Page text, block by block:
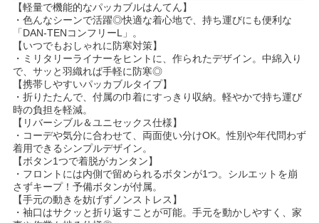
【軽量で機能的なパッカブルはんてん】
・色んなシーンで活躍◎快適な着心地で、持ち運びにも便利な
「DAN-TENコンフリーL」。
【いつでもおしゃれに防寒対策】
・ミリタリーライナーをヒントに、作られたデザイン。中綿入り
で、サッと羽織れば手軽に防寒◎
【携帯しやすいパッカブルタイプ】
・折りたたんで、付属の巾着にすっきり収納。軽やかで持ち運び
時の負担を軽減。
【リバーシブル＆ユニセックス仕様】
・コーデや気分に合わせて、両面使い分けOK。性別や年代問わず
着用できるシンプルデザイン。
【ボタン1つで着脱がカンタン】
・フロントには内側で留められるボタンが1つ。シルエットを崩
さずキープ！予備ボタンが付属。
【手元の動きを妨げずノンストレス】
・袖口はサクッと折り返すことが可能。手元を動かしやすく、家